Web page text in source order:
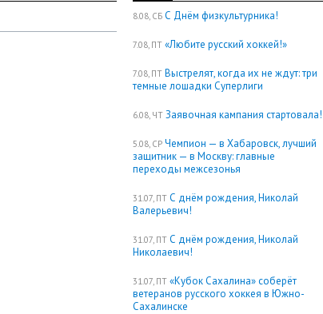
8.08, СБ С Днём физкультурника!
7.08, ПТ «Любите русский хоккей!»
7.08, ПТ Выстрелят, когда их не ждут: три
темные лошадки Суперлиги
6.08, ЧТ Заявочная кампания стартовала!
5.08, СР Чемпион — в Хабаровск, лучший
защитник — в Москву: главные
переходы межсезонья
31.07, ПТ С днём рождения, Николай
Валерьевич!
31.07, ПТ С днём рождения, Николай
Николаевич!
31.07, ПТ «Кубок Сахалина» соберёт
ветеранов русского хоккея в Южно-
Сахалинске